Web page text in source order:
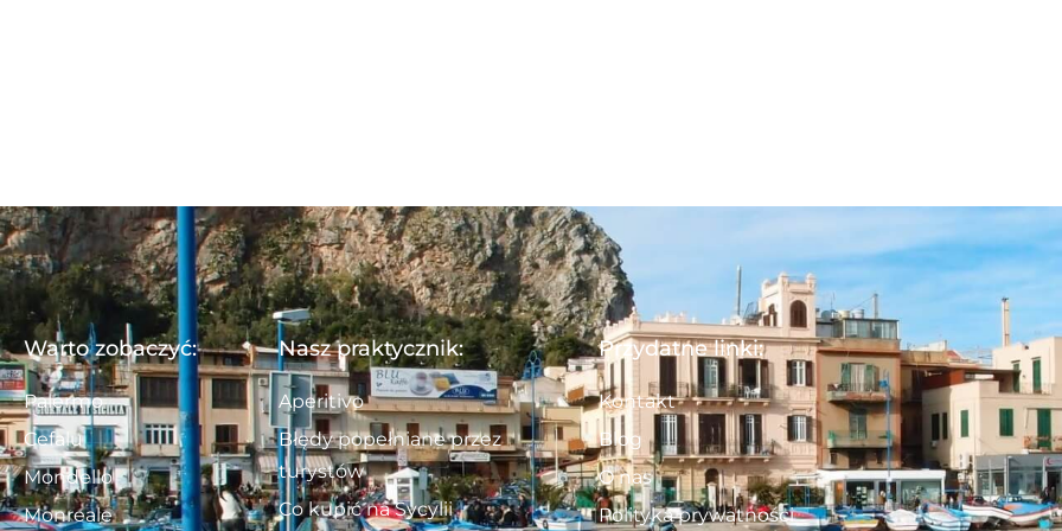
Warto zobaczyć:
Palermo
Cefalu
Mondello
Monreale
Nasz praktycznik:
Aperitivo
Błędy popełniane przez
turystów
Co kupić na Sycylii
Przydatne linki:
Kontakt
Blog
O nas
Polityka prywatności